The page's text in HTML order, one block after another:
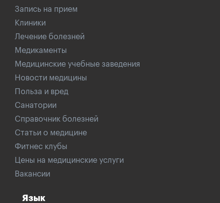
Запись на прием
Клиники
Лечение болезней
Медикаменты
Медицинские учебные заведения
Новости медицины
Польза и вред
Санатории
Справочник болезней
Статьи о медицине
Фитнес клубы
Цены на медицинские услуги
Вакансии
Язык